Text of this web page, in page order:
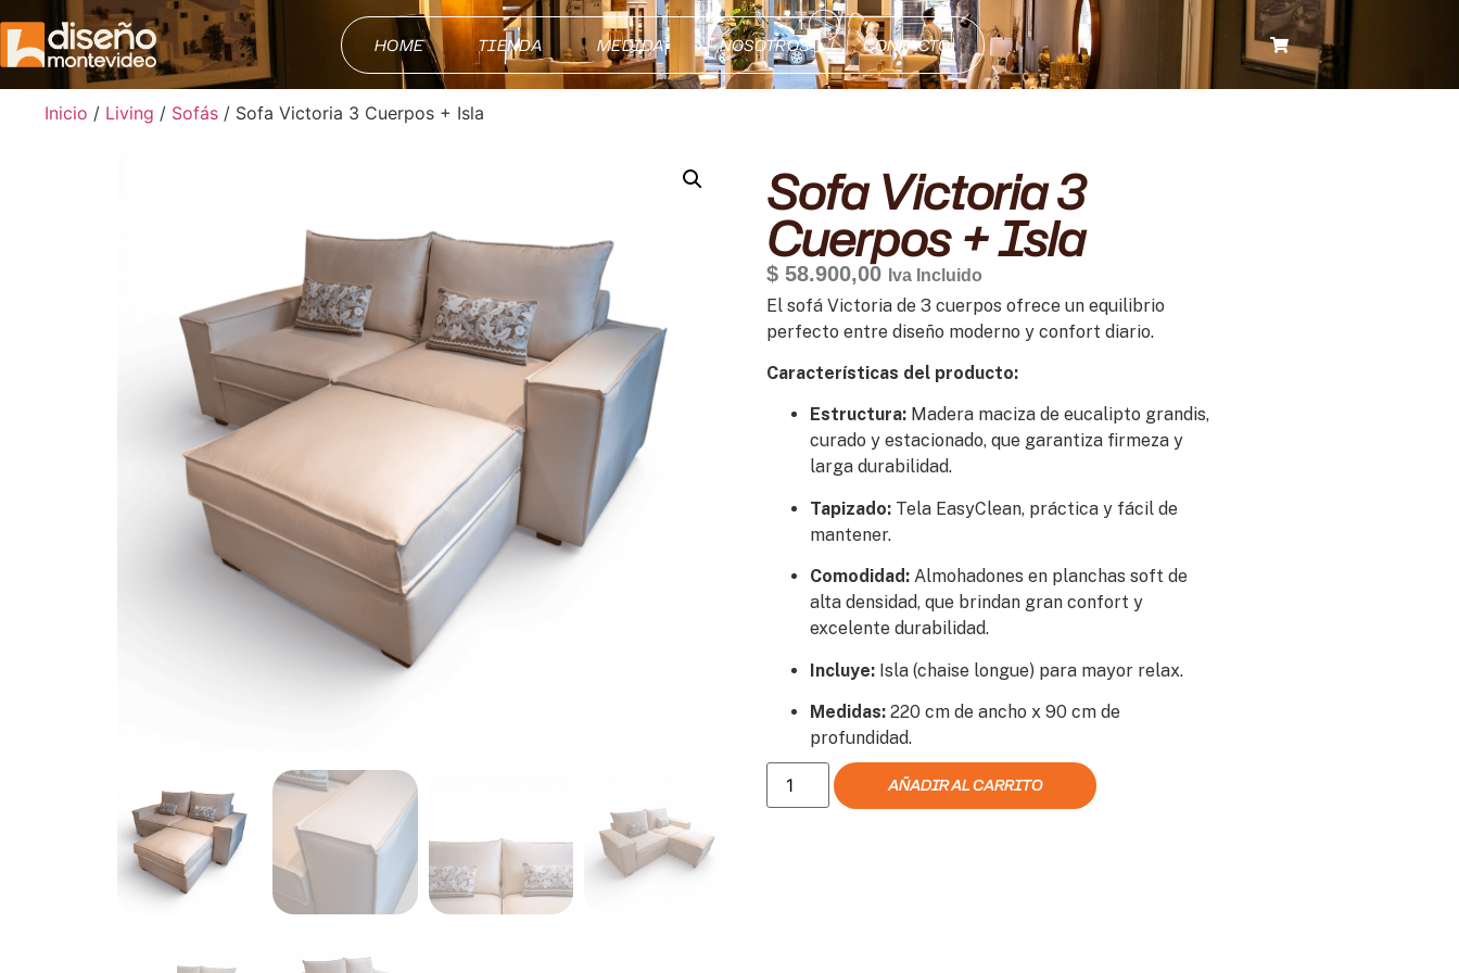
HOME TIENDA MEDIDA NOSOTROS CONTACTO
Inicio / Living / Sofás / Sofa Victoria 3 Cuerpos + Isla
Sofa Victoria 3
Cuerpos + Isla
$58.900,00 Iva Incluido
El sofá Victoria de 3 cuerpos ofrece un equilibrio
perfecto entre diseño moderno y confort diario.
Características del producto:
Estructura:Madera maciza de eucalipto grandis,
curado y estacionado, que garantiza firmeza y
larga durabilidad.
Tapizado:Tela EasyClean, práctica y fácil de
mantener.
Comodidad:Almohadones en planchas soft de
alta densidad, que brindan gran confort y
excelente durabilidad.
Incluye:Isla (chaise longue) para mayor relax.
Medidas:220 cm de ancho x 90 cm de
profundidad.
AÑADIR AL CARRITO